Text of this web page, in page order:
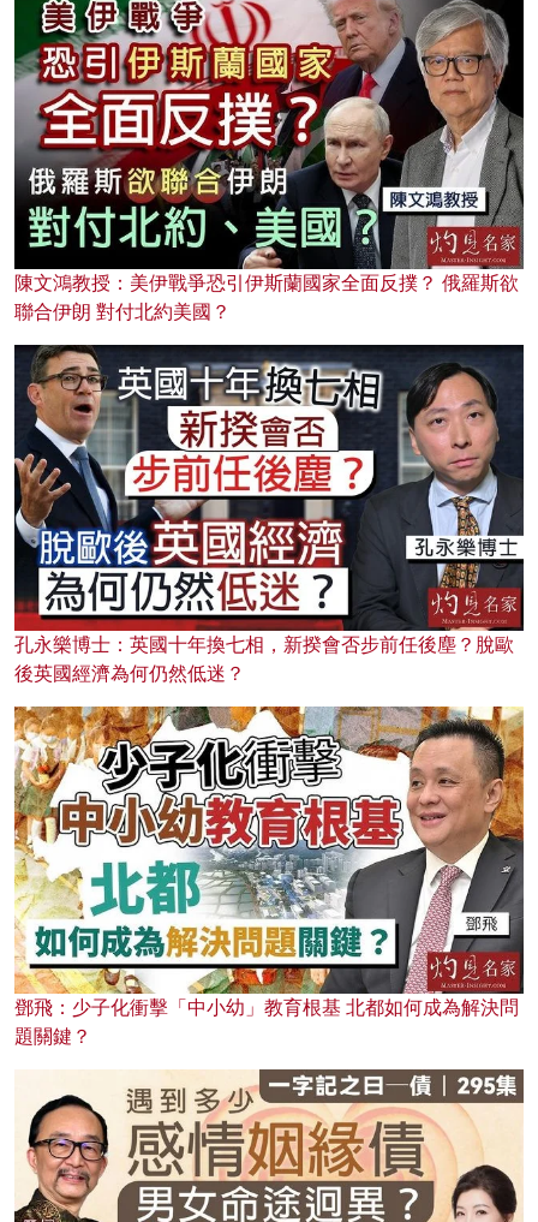
陳文鴻教授：美伊戰爭恐引伊斯蘭國家全面反撲？ 俄羅斯欲
聯合伊朗 對付北約美國？
孔永樂博士：英國十年換七相，新揆會否步前任後塵？脫歐
後英國經濟為何仍然低迷？
鄧飛：少子化衝擊「中小幼」教育根基 北都如何成為解決問
題關鍵？